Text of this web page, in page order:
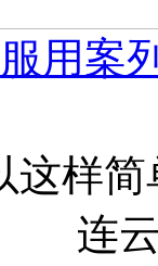
服用案
这样简
连